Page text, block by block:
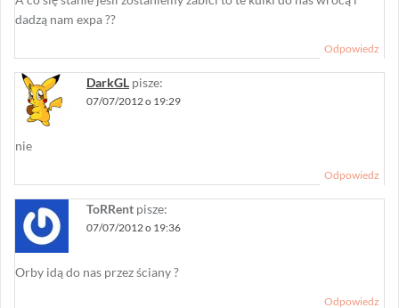
dadzą nam expa ??
Odpowiedz
DarkGL pisze:
07/07/2012 o 19:29
nie
Odpowiedz
ToRRent pisze:
07/07/2012 o 19:36
Orby idą do nas przez ściany ?
Odpowiedz